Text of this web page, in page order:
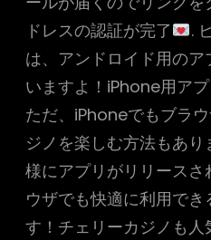
ドレスの認証が完了
.
は、アンドロイド用の
いますよ！iPhone用ア
ただ、iPhoneでもブラ
ジノを楽しむ方法もあ
様にアプリがリリースさ
ウザでも快適に利用で
す！チェリーカジノも人